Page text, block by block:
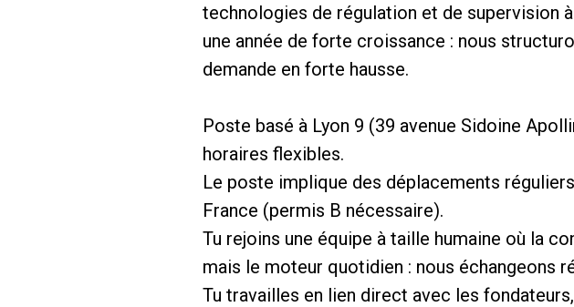
technologies de régulation et de supervision
une année de forte croissance : nous
demande en forte hausse.
Poste basé à Lyon 9 (39 avenue Sidoine
horaires flexibles.
Le poste implique des déplacements
France (permis B nécessaire).
Tu rejoins une équipe à taille humaine où la
mais le moteur quotidien : nous échangeons
Tu travailles en lien direct avec les